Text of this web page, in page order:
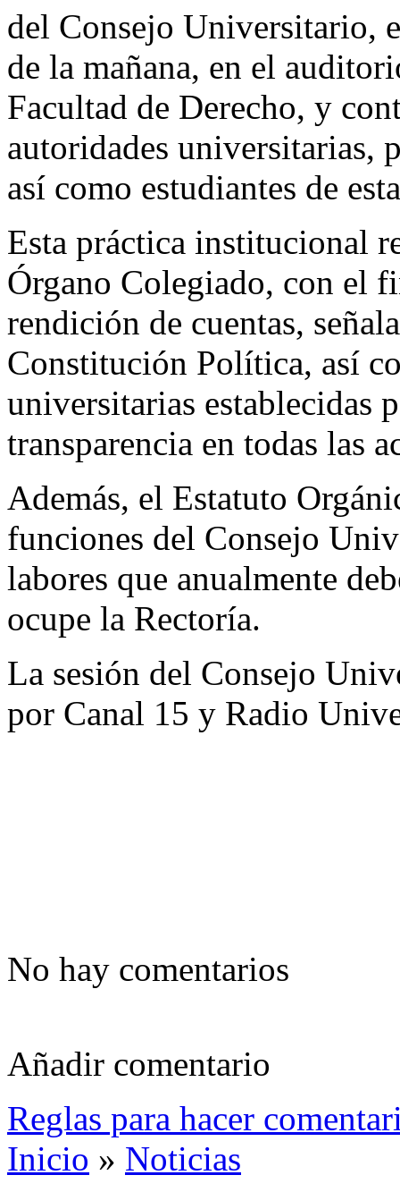
del Consejo Universitario,
de la mañana, en el
Facultad de Derecho, y
autoridades universitarias,
así como estudiantes de
Esta práctica institucional
Órgano Colegiado, con el
rendición de cuentas,
Constitución Política, así
universitarias establecidas
transparencia en todas las
Además, el Estatuto
funciones del Consejo
labores que anualmente
ocupe la Rectoría.
La sesión del Consejo
por Canal 15 y Radio
No hay comentarios
Añadir comentario
Reglas para hacer
Inicio » Noticias